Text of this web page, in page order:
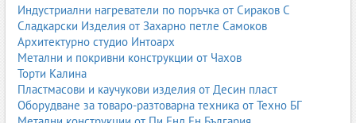
Индустриални нагреватели по поръчка от Сираков С
Сладкарски Изделия от Захарно петле Самоков
Архитектурно студио Интоарх
Метални и покривни конструкции от Чахов
Торти Калина
Пластмасови и каучукови изделия от Десин пласт
Оборудване за товаро-разтоварна техника от Техно БГ